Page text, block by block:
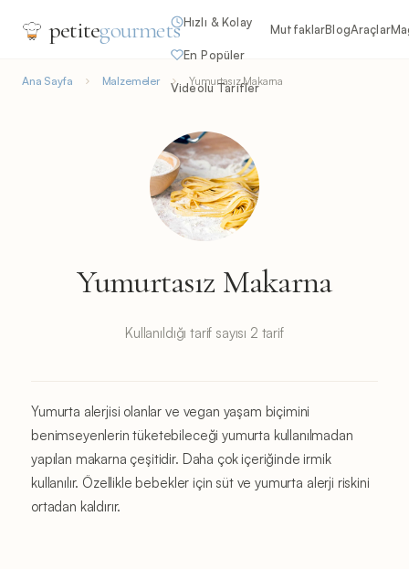
petitegourmets Hızlı & Kolay
En Popüler
Videolu Tarifler
MutfaklarBlogAraçlar
Ana Sayfa Malzemeler Yumurtasız Makarna
Yumurtasız Makarna
Kullanıldığı tarif sayısı 2 tarif
Yumurta alerjisi olanlar ve vegan yaşam biçimini
benimseyenlerin tüketebileceği yumurta kullanılmadan
yapılan makarna çeşitidir. Daha çok içeriğinde irmik
kullanılır. Özellikle bebekler için süt ve yumurta alerji riskini
ortadan kaldırır.